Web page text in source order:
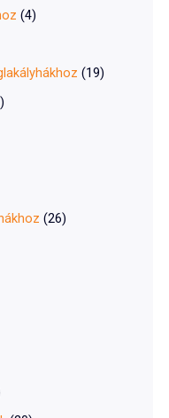
(4)
(19)
(26)